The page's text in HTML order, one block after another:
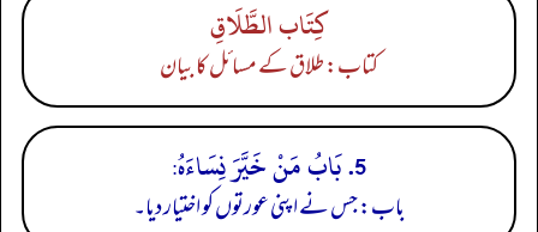
كِتَاب الطَّلَاقِ
کتاب: طلاق کے مسائل کا بیان
5. بَابُ مَنْ خَيَّرَ نِسَاءَهُ:
باب: جس نے اپنی عورتوں کو اختیار دیا۔